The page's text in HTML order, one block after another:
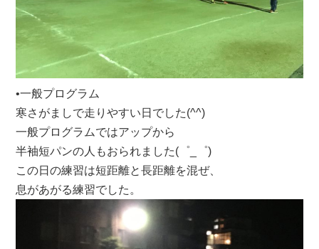
•一般プログラム
寒さがましで走りやすい日でした(^^)
一般プログラムではアップから
半袖短パンの人もおられました(゜_゜)
この日の練習は短距離と長距離を混ぜ、
息があがる練習でした。